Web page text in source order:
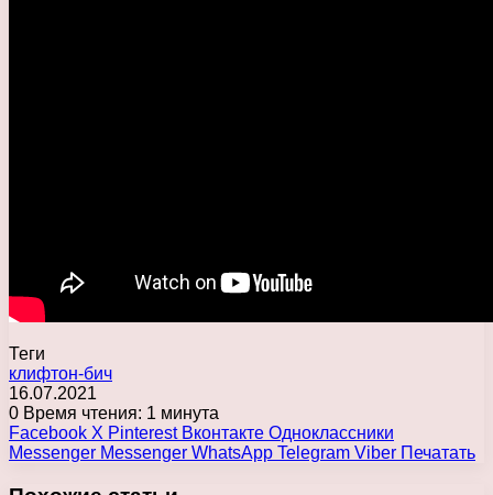
Теги
клифтон-бич
16.07.2021
0 Время чтения: 1 минута
Facebook X Pinterest Вконтакте Одноклассники
Messenger Messenger WhatsApp Telegram Viber Печатать